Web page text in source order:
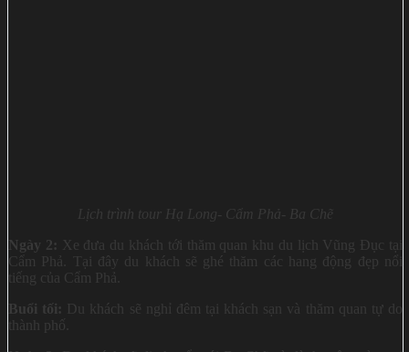
Lịch trình tour Hạ Long- Cẩm Phả- Ba Chẽ
Ngày 2: Xe đưa du khách tới thăm quan khu du lịch Vũng Đục tại
Cẩm Phả. Tại đây du khách sẽ ghé thăm các hang động đẹp nổi
tiếng của Cẩm Phả.
Buổi tối: Du khách sẽ nghỉ đêm tại khách sạn và thăm quan tự do
thành phố.